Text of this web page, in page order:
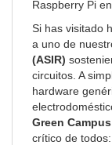
Raspberry Pi
Si has visitado
a uno de
(ASIR)
circuitos. A
hardware
Green Campus
crítico de